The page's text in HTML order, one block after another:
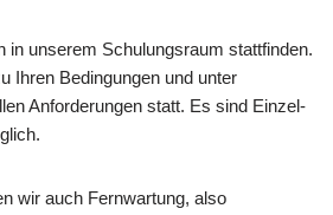
in unserem Schulungsraum stattfinden.
Ihren Bedingungen und unter
Anforderungen statt. Es sind Einzel-
wir auch Fernwartung, also